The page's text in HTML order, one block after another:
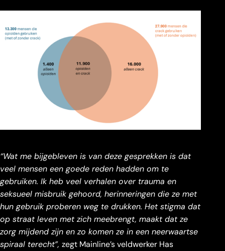
“Wat me bijgebleven is van deze gesprekken is dat
veel mensen een goede reden hadden om te
gebruiken. Ik heb veel verhalen over trauma en
seksueel misbruik gehoord, herinneringen die ze met
hun gebruik proberen weg te drukken. Het stigma dat
op straat leven met zich meebrengt, maakt dat ze
zorg mijdend zijn en zo komen ze in een neerwaartse
spiraal terecht”, zegt Mainline’s veldwerker Has